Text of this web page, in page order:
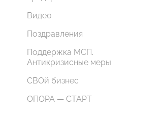
Видео
Поздравления
Поддержка МСП.
Антикризисные меры
СВОй бизнес
ОПОРА — СТАРТ